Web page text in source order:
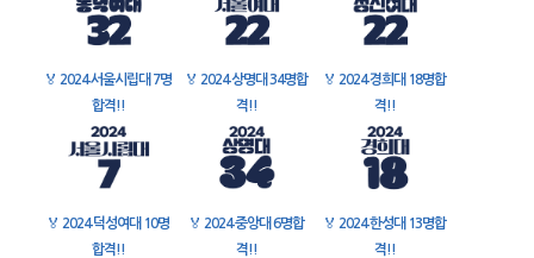
🏅 2024 서울시립대 7명
합격!!
🏅 2024 상명대 34명합
격!!
🏅 2024 경희대 18명합
격!!
🏅 2024 덕성여대 10명
합격!!
🏅 2024 중앙대 6명합
격!!
🏅 2024 한성대 13명합
격!!